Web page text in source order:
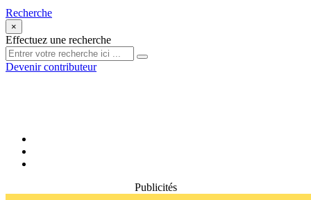
Recherche
×
Effectuez une recherche
Devenir contributeur
Publicités